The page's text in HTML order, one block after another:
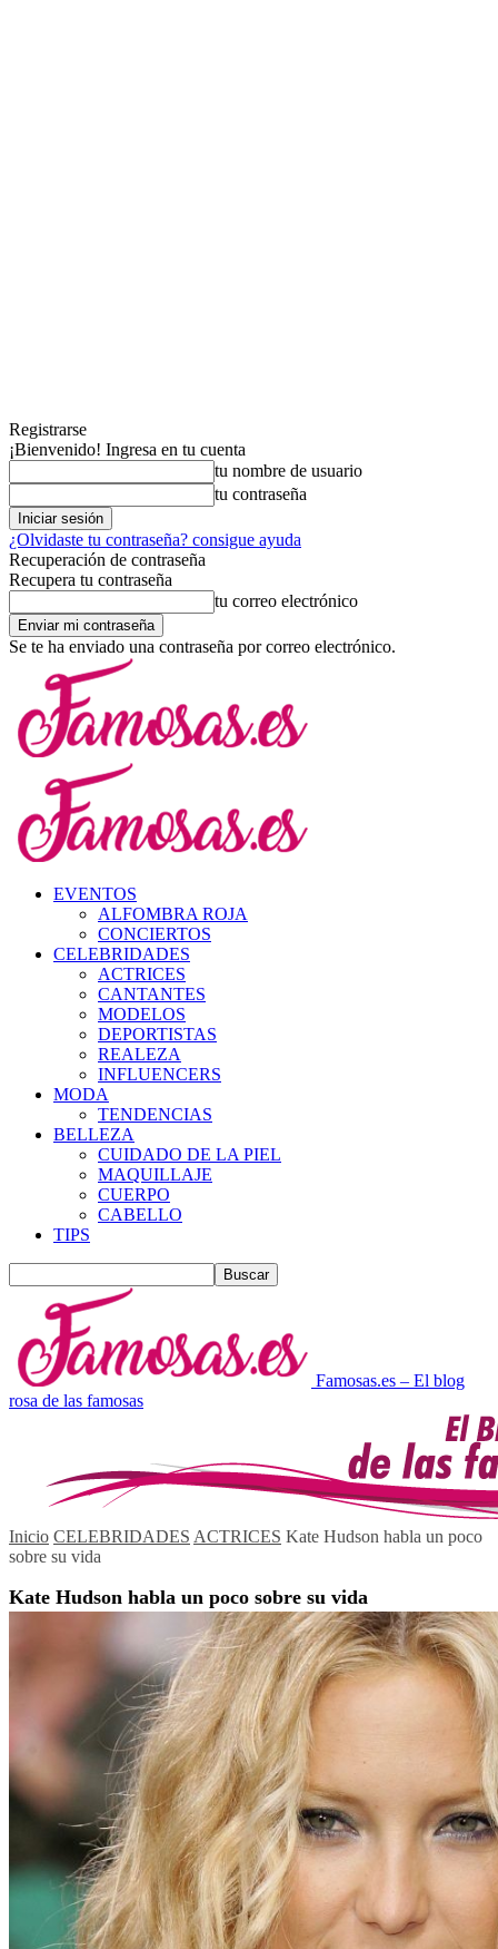
Registrarse
¡Bienvenido! Ingresa en tu cuenta
tu nombre de usuario
tu contraseña
¿Olvidaste tu contraseña? consigue ayuda
Recuperación de contraseña
Recupera tu contraseña
tu correo electrónico
Se te ha enviado una contraseña por correo electrónico.
EVENTOS
ALFOMBRA ROJA
CONCIERTOS
CELEBRIDADES
ACTRICES
CANTANTES
MODELOS
DEPORTISTAS
REALEZA
INFLUENCERS
MODA
TENDENCIAS
BELLEZA
CUIDADO DE LA PIEL
MAQUILLAJE
CUERPO
CABELLO
TIPS
Famosas.es – El blog
rosa de las famosas
Inicio CELEBRIDADES ACTRICES Kate Hudson habla un poco
sobre su vida
Kate Hudson habla un poco sobre su vida